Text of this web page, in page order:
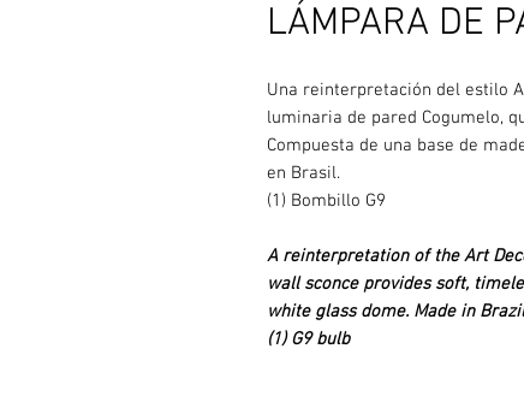
LÁMPARA DE
Una reinterpretación del estilo
luminaria de pared Cogumelo,
Compuesta de una base de
en Brasil.
(1) Bombillo G9
A reinterpretation of the Art
wall sconce provides soft,
white glass dome. Made in
(1) G9 bulb